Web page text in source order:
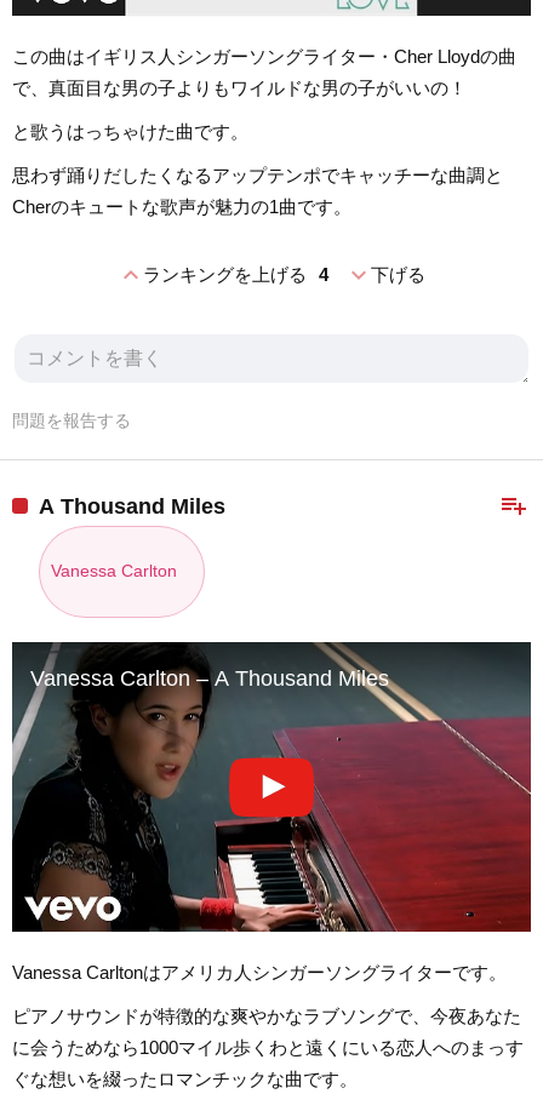
この曲はイギリス人シンガーソングライター・Cher Lloydの曲
で、真面目な男の子よりもワイルドな男の子がいいの！
と歌うはっちゃけた曲です。
思わず踊りだしたくなるアップテンポでキャッチーな曲調と
Cherのキュートな歌声が魅力の1曲です。
expand_lessランキングを上げる 4 expand_more下げる
問題を報告する
playlist_add
A Thousand Miles
Vanessa Carlton
Vanessa Carlton – A Thousand Miles
Vanessa Carltonはアメリカ人シンガーソングライターです。
ピアノサウンドが特徴的な爽やかなラブソングで、今夜あなた
に会うためなら1000マイル歩くわと遠くにいる恋人へのまっす
ぐな想いを綴ったロマンチックな曲です。